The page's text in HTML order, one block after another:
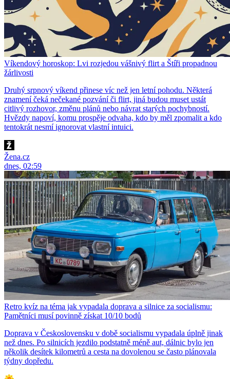
Víkendový horoskop: Lvi rozjedou vášnivý flirt a Štíři propadnou
žárlivosti
Druhý srpnový víkend přinese víc než jen letní pohodu. Některá
znamení čeká nečekané pozvání či flirt, jiná budou muset ustát
citlivý rozhovor, změnu plánů nebo návrat starých pochybností.
Hvězdy napoví, komu prospěje odvaha, kdo by měl zpomalit a kdo
tentokrát nesmí ignorovat vlastní intuici.
Žena.cz
dnes, 02:59
Retro kvíz na téma jak vypadala doprava a silnice za socialismu:
Pamětníci musí povinně získat 10/10 bodů
Doprava v Československu v době socialismu vypadala úplně jinak
než dnes. Po silnicích jezdilo podstatně méně aut, dálnic bylo jen
několik desítek kilometrů a cesta na dovolenou se často plánovala
týdny dopředu.